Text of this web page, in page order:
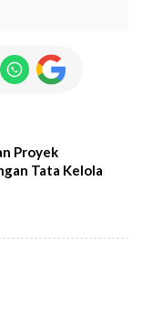
Proyek
Tata Kelola